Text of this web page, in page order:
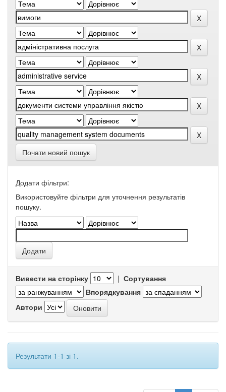
Почати новий пошук
Додати фільтри:
Використовуйте фільтри для уточнення результатів
пошуку.
Вивести на сторінку | Сортування
Впорядкування
Автори
Результати 1-1 зі 1.